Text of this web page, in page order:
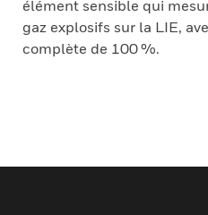
élément sensible qui
gaz explosifs sur la LIE,
complète de 100 %.